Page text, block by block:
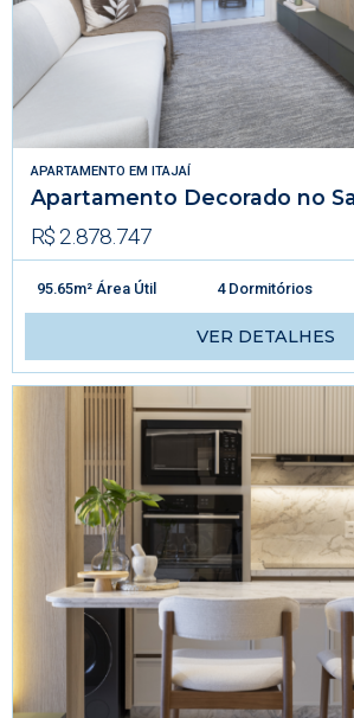
APARTAMENTO EM ITAJAÍ
Apartamento Decorado no
R$ 2.878.747
95.65m² Área Útil 4 Dormitórios
VER DETALHES